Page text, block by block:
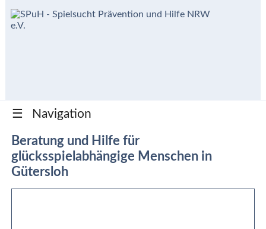
☰ Navigation
Beratung und Hilfe für
glücksspielabhängige Menschen in
Gütersloh